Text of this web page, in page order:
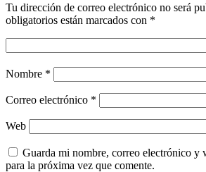
Tu dirección de correo electrónico no será
obligatorios están marcados con *
Nombre *
Correo electrónico *
Web
Guarda mi nombre, correo electrónico y
para la próxima vez que comente.